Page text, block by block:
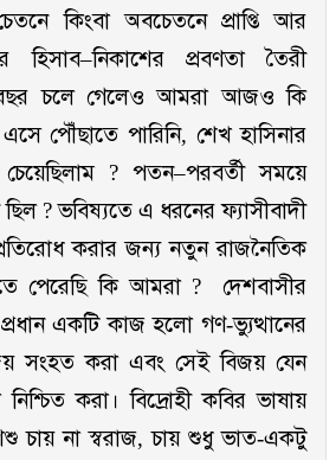
কিংবা অবচেতনে প্রাপ্তি আর
হিসাব–নিকাশের প্রবণতা তৈরী
বছর চলে গেলেও আমরা আজও কি
পৌঁছাতে পারিনি, শেখ হাসিনার
? পতন–পরবর্তী সময়ে
? ভবিষ্যতে এ ধরনের ফ্যাসীবাদী
করার জন্য নতুন রাজনৈতিক
পেরেছি কি আমরা ? দেশবাসীর
একটি কাজ হলো গণ-ভ্যুত্থানের
সংহত করা এবং সেই বিজয় যেন
করা। বিদ্রোহী কবির ভাষায়
চায় না স্বরাজ, চায় শুধু ভাত-একটু